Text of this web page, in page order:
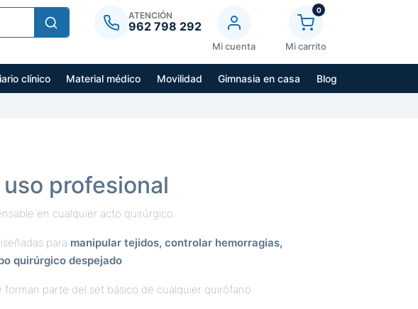
ATENCIÓN
962 798 292
Mi cuenta
0
Mi carrito
clínico Material médico Movilidad Gimnasia en casa Blog
profesional
en cualquier acto quirúrgico.
para manipular tejidos, controlar hemorragias,
quirúrgico despejado.
parte del set básico de cualquier quirófano.